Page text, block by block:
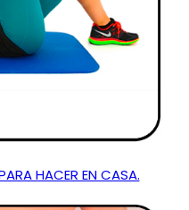
HACER EN CASA.